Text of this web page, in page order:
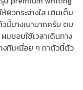
วกระจ่างใส เติมเต็ม
นี้บางเบามากครับ ตบ
มชอบใช้เวลาเดินทาง
งทีเหนื่อย ๆ ทาตัวนี้ตัว